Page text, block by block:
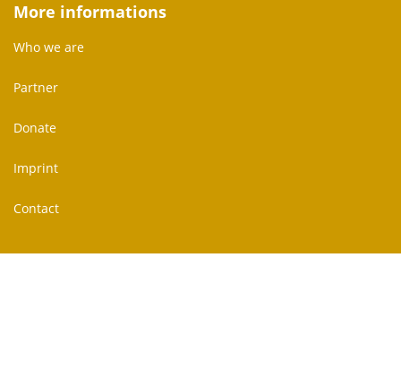
More informations
Who we are
Partner
Donate
Imprint
Contact